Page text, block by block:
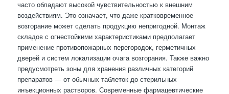
часто обладают высокой чувствительностью к внешним
воздействиям. Это означает, что даже кратковременное
возгорание может сделать продукцию непригодной. Монтаж
складов с огнестойкими характеристиками предполагает
применение противопожарных перегородок, герметичных
дверей и систем локализации очага возгорания. Также важно
предусмотреть зоны для хранения различных категорий
препаратов — от обычных таблеток до стерильных
инъекционных растворов. Современные фармацевтические